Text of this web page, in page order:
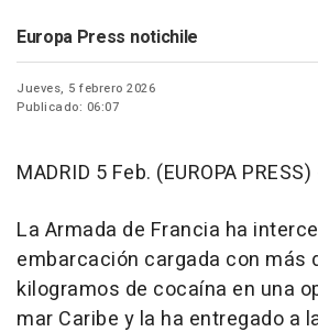
Europa Press notichile
Jueves, 5 febrero 2026
Publicado: 06:07
MADRID 5 Feb. (EUROPA PRESS)
La Armada de Francia ha
embarcación cargada con más
kilogramos de cocaína en una
mar Caribe y la ha entregado a